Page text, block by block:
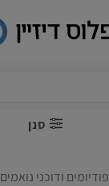
סנן
פודיומים ודוכני נואמים